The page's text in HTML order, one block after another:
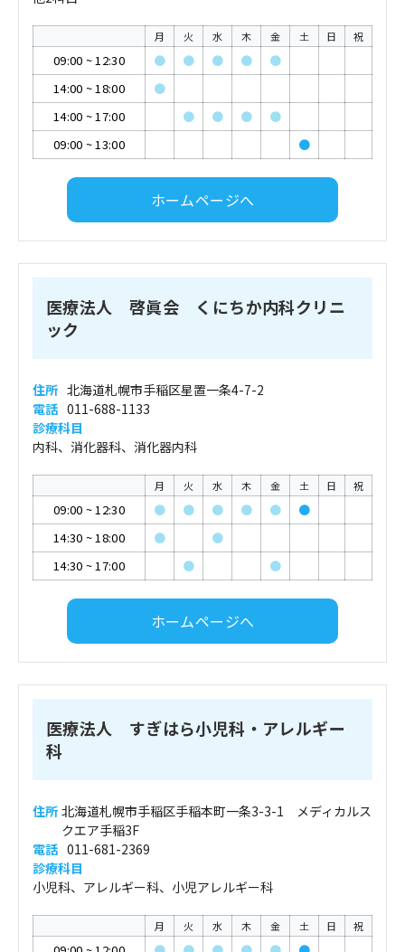
月 火 水 木 金 土 日 祝
09:00 ~12:30 ● ● ● ●
●
14:00 ~18:00
●
14:00 ~17:00 ● ● ●
●
09:00 ~13:00 ●
ホームページへ
医療法人 啓眞会 くにちか内科クリニ
ック
住所 北海道札幌市手稲区星置一条4-7-2
電話 011-688-1133
診療科目
内科、消化器科、消化器内科
月 火 水 木 金 土 日 祝
09:00 ~12:30 ● ● ● ● ●
●
14:30 ~18:00 ●
●
14:30 ~17:00 ● ●
ホームページへ
医療法人 すぎはら小児科・アレルギー
科
住所 北海道札幌市手稲区手稲本町一条3-3-1 メディカルス
クエア手稲3F
電話 011-681-2369
診療科目
小児科、アレルギー科、小児アレルギー科
月 火 水 木 金 土 日 祝